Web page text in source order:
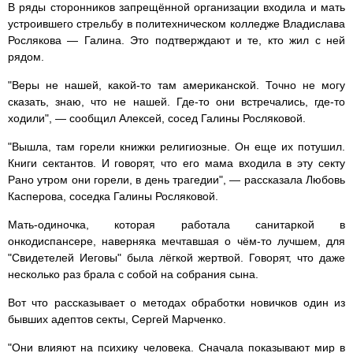
В ряды сторонников запрещённой организации входила и мать
устроившего стрельбу в политехническом колледже Владислава
Рослякова — Галина. Это подтверждают и те, кто жил с ней
рядом.
"Веры не нашей, какой-то там американской. Точно не могу
сказать, знаю, что не нашей. Где-то они встречались, где-то
ходили", — сообщил Алексей, сосед Галины Росляковой.
"Вышла, там горели книжки религиозные. Он еще их потушил.
Книги сектантов. И говорят, что его мама входила в эту секту
Рано утром они горели, в день трагедии", — рассказала Любовь
Касперова, соседка Галины Росляковой.
Мать-одиночка, которая работала санитаркой в
онкодиспансере, наверняка мечтавшая о чём-то лучшем, для
"Свидетелей Иеговы" была лёгкой жертвой. Говорят, что даже
несколько раз брала с собой на собрания сына.
Вот что рассказывает о методах обработки новичков один из
бывших адептов секты, Сергей Марченко.
"Они влияют на психику человека. Сначала показывают мир в